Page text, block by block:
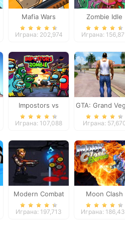
Mafia Wars
Играна: 202,974
Zombie Idle
Defense Online
Играна:
Impostors vs
Zombies: Survival
Играна: 107,088
GTA: Grand
Crime
Играна:
Modern Combat
Defense
Играна: 197,713
Moon Clash
Heroes
Играна: